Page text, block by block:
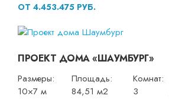
ОТ 4.453.475 РУБ.
ПРОЕКТ ДОМА «ШАУМБУРГ»
Размеры:
10×7 м
Площадь:
84,51 м2
Комнат:
3